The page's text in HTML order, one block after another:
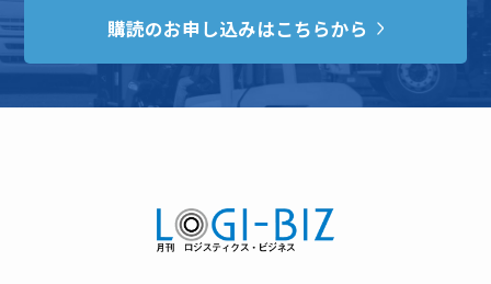
購読のお申し込みはこちらから